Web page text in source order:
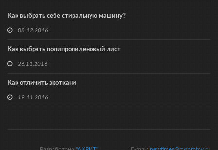
Как выбрать себе стиральную машину?
08.12.2016
Как выбрать полипропиленовый лист
26.11.2016
Как отличить экоткани
19.11.2016